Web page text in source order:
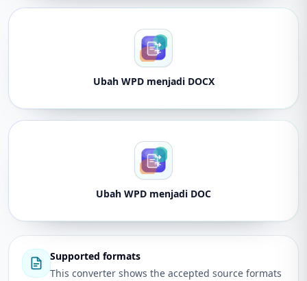
Ubah WPD menjadi DOCX
Ubah WPD menjadi DOC
Supported formats
This converter shows the accepted source formats